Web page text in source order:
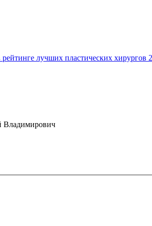
рейтинге лучших пластических хирургов